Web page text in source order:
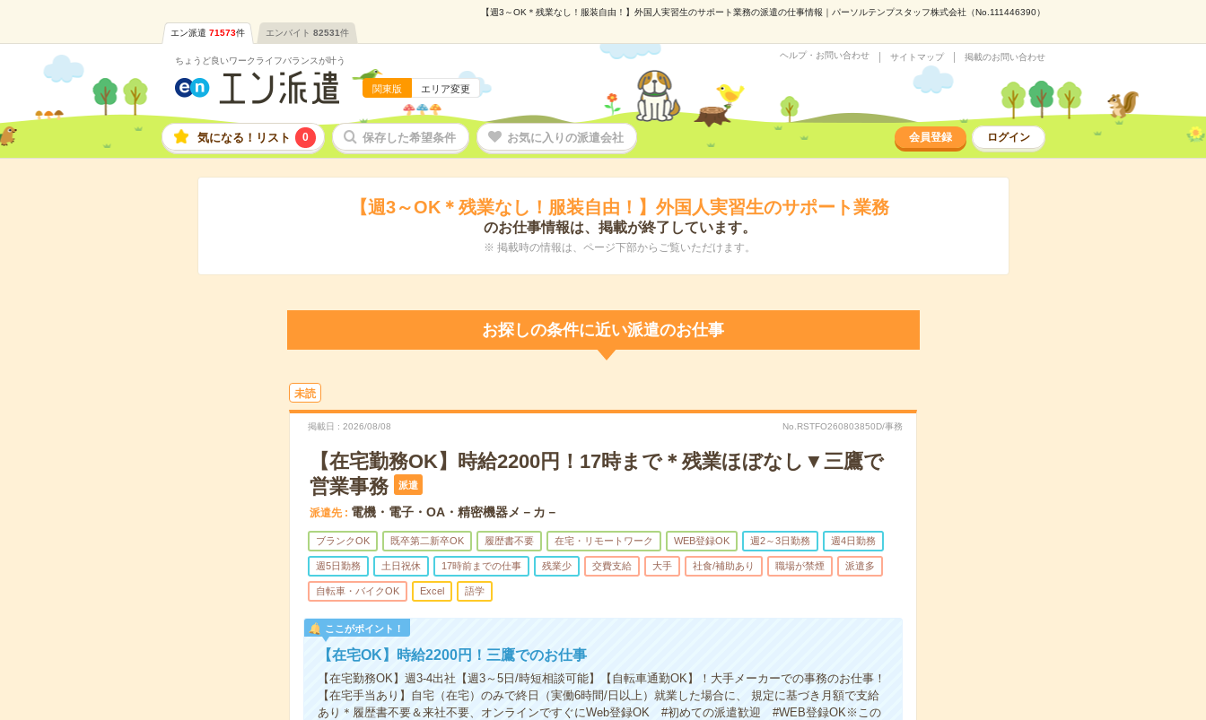
【週3～OK＊残業なし！服装自由！】外国人実習生のサポート業務の派遣の仕事情報｜パーソルテンプスタッフ株式会社（No.111446390）
エン派遣 71573件 エンバイト 82531件
ちょうど良いワークライフバランスが叶う
関東版 エリア変更
ヘルプ・お問い合わせ サイトマップ 掲載のお問い合わせ
気になる！リスト 0 保存した希望条件 お気に入りの派遣会社 会員登録 ログイン
【週3～OK＊残業なし！服装自由！】外国人実習生のサポート業務
のお仕事情報は、掲載が終了しています。
※ 掲載時の情報は、ページ下部からご覧いただけます。
お探しの条件に近い派遣のお仕事
未読
掲載日 2026/08/08 No.RSTFO260803850D/事務
【在宅勤務OK】時給2200円！17時まで＊残業ほぼなし▼三鷹で
営業事務
派遣
派遣先 電機・電子・OA・精密機器メ－カ－
ブランクOK 既卒第二新卒OK 履歴書不要 在宅・リモートワーク WEB登録OK 週2～3日勤務 週4日勤務
週5日勤務 土日祝休 17時前までの仕事 残業少 交費支給 大手 社食/補助あり 職場が禁煙 派遣多
自転車・バイクOK Excel 語学
ここがポイント！
【在宅OK】時給2200円！三鷹でのお仕事
【在宅勤務OK】週3-4出社【週3～5日/時短相談可能】【自転車通勤OK】！大手メーカーでの事務のお仕事！
【在宅手当あり】自宅（在宅）のみで終日（実働6時間/日以上）就業した場合に、 規定に基づき月額で支給
あり＊履歴書不要＆来社不要、オンラインですぐにWeb登録OK #初めての派遣歓迎 #WEB登録OK※この